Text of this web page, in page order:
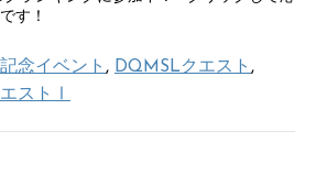
す！
念イベント , DQMSLクエスト ,
ストⅠ